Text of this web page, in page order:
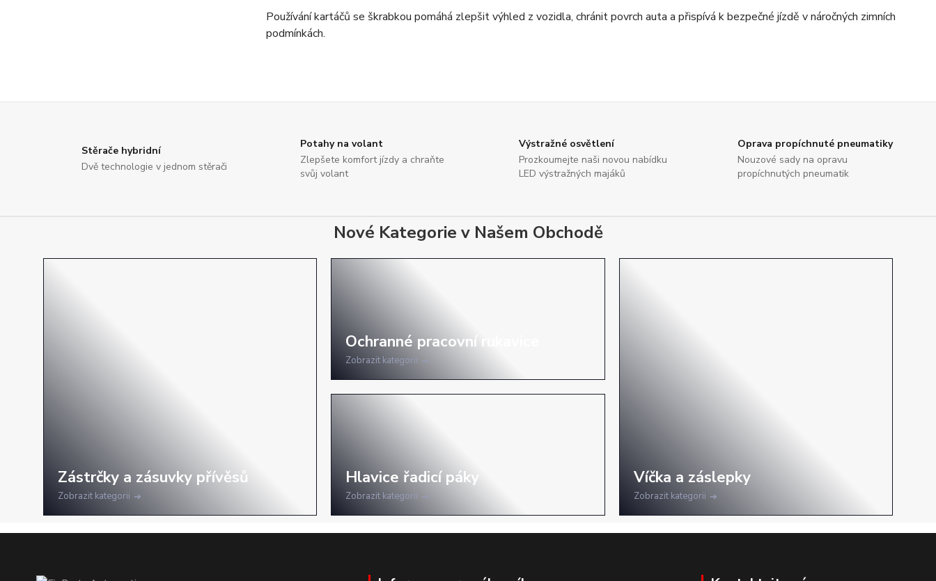
Používání kartáčů se škrabkou pomáhá zlepšit výhled z vozidla, chránit povrch auta a přispívá k bezpečné jízdě v náročných zimních
podmínkách.
Stěrače hybridní
Dvě technologie v jednom stěrači
Potahy na volant
Zlepšete komfort jízdy a chraňte
svůj volant
Výstražné osvětlení
Prozkoumejte naši novou nabídku
LED výstražných majáků
Oprava propíchnuté pneumatiky
Nouzové sady na opravu
propíchnutých pneumatik
Nové Kategorie v Našem Obchodě
Zobrazit kategorii
Zobrazit kategorii
Zobrazit kategorii Zobrazit kategorii